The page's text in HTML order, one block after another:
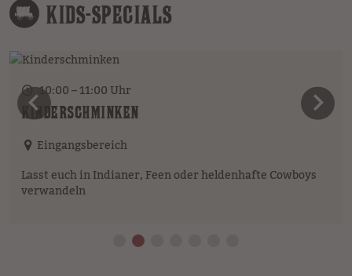
KIDS-SPECIALS
10:00 – 11:00 Uhr
KINDERSCHMINKEN
Eingangsbereich
Lasst euch in Indianer, Feen oder heldenhafte Cowboys
verwandeln
vorheriges Element